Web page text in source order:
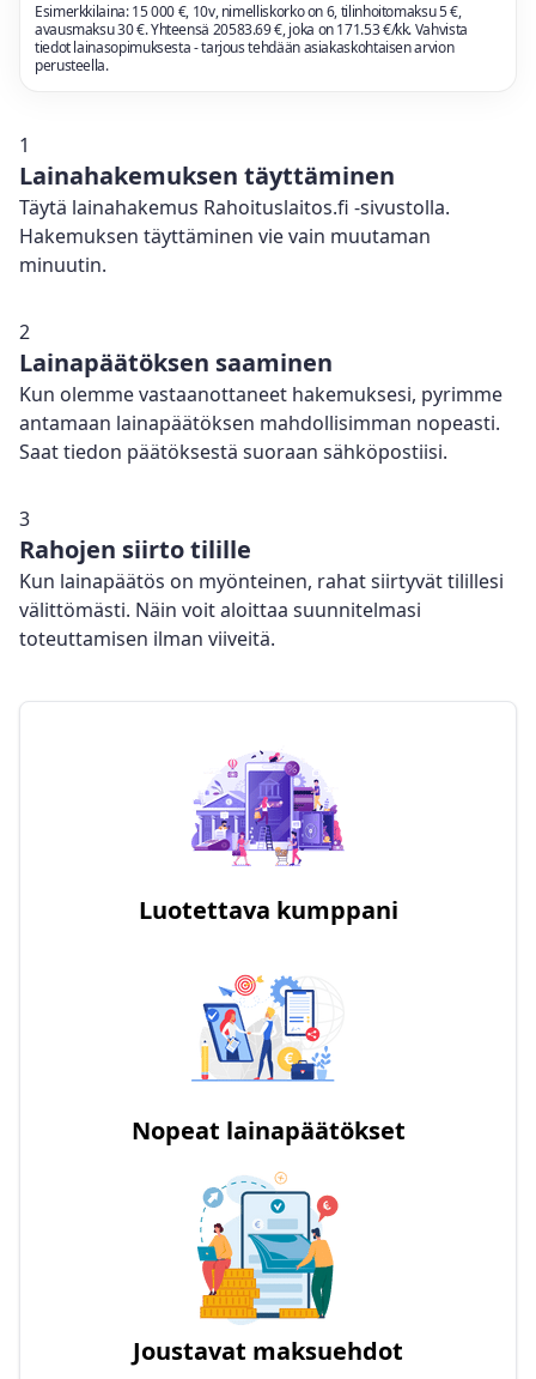
Esimerkkilaina:15 000€, 10v, nimelliskorko on6, tilinhoitomaksu 5 €,
avausmaksu 30 €. Yhteensä 20583.69€, joka on171.53€/kk. Vahvista
tiedot lainasopimuksesta - tarjous tehdään asiakaskohtaisen arvion
perusteella.
1
Lainahakemuksen täyttäminen
Täytä lainahakemus Rahoituslaitos.fi -sivustolla.
Hakemuksen täyttäminen vie vain muutaman
minuutin.
2
Lainapäätöksen saaminen
Kun olemme vastaanottaneet hakemuksesi, pyrimme
antamaan lainapäätöksen mahdollisimman nopeasti.
Saat tiedon päätöksestä suoraan sähköpostiisi.
3
Rahojen siirto tilille
Kun lainapäätös on myönteinen, rahat siirtyvät tilillesi
välittömästi. Näin voit aloittaa suunnitelmasi
toteuttamisen ilman viiveitä.
Luotettava kumppani
Nopeat lainapäätökset
Joustavat maksuehdot